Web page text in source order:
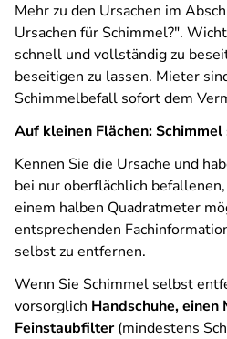
Mehr zu den Ursachen im
Ursachen für Schimmel?".
schnell und vollständig zu
beseitigen zu lassen. Mieter
Schimmelbefall sofort dem
Auf kleinen Flächen:
Kennen Sie die Ursache und
bei nur oberflächlich
einem halben Quadratmeter
entsprechenden
selbst zu entfernen.
Wenn Sie Schimmel selbst
vorsorglich Handschuhe, einen
Feinstaubfilter(mindestens